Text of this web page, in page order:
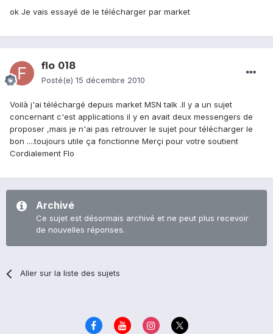
ok Je vais essayé de le télécharger par market
flo 018
Posté(e) 15 décembre 2010
Voilà j'ai téléchargé depuis market MSN talk .Il y a un sujet
concernant c'est applications il y en avait deux messengers de
proposer ,mais je n'ai pas retrouver le sujet pour télécharger le
bon ....toujours utile ça fonctionne Merçi pour votre soutient
Cordialement Flo
Archivé
Ce sujet est désormais archivé et ne peut plus recevoir
de nouvelles réponses.
Aller sur la liste des sujets